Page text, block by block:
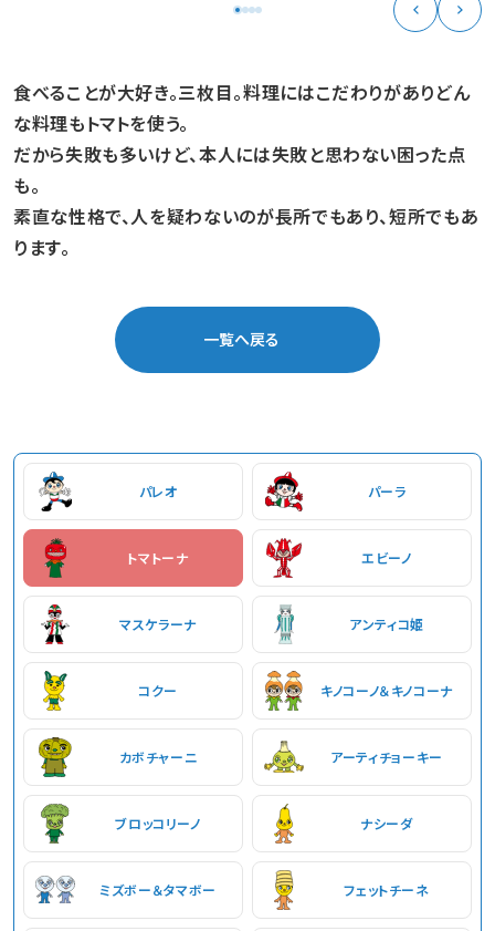
食べることが大好き。三枚目。料理にはこだわりがありどん
な料理もトマトを使う。
だから失敗も多いけど、本人には失敗と思わない困った点
も。
素直な性格で、人を疑わないのが長所でもあり、短所でもあ
ります。
一覧へ戻る
パレオ パーラ
トマトーナ エビーノ
マスケラーナ アンティコ姫
コクー キノコーノ＆キノコーナ
カボチャーニ アーティチョーキー
ブロッコリーノ ナシーダ
ミズボー＆タマボー フェットチーネ